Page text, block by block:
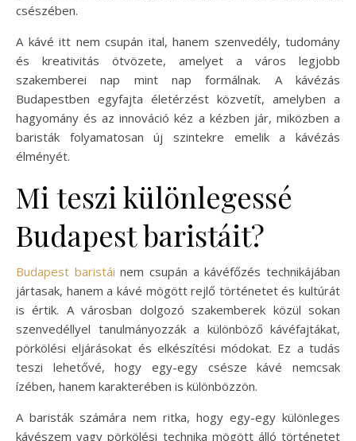
csészében.
A kávé itt nem csupán ital, hanem szenvedély, tudomány
és kreativitás ötvözete, amelyet a város legjobb
szakemberei nap mint nap formálnak. A kávézás
Budapestben egyfajta életérzést közvetít, amelyben a
hagyomány és az innováció kéz a kézben jár, miközben a
baristák folyamatosan új szintekre emelik a kávézás
élményét.
Mi teszi különlegessé
Budapest baristáit?
Budapest baristái nem csupán a kávéfőzés technikájában
jártasak, hanem a kávé mögött rejlő történetet és kultúrát
is értik. A városban dolgozó szakemberek közül sokan
szenvedéllyel tanulmányozzák a különböző kávéfajtákat,
pörkölési eljárásokat és elkészítési módokat. Ez a tudás
teszi lehetővé, hogy egy-egy csésze kávé nemcsak
ízében, hanem karakterében is különbözzön.
A baristák számára nem ritka, hogy egy-egy különleges
kávészem vagy pörkölési technika mögött álló történetet